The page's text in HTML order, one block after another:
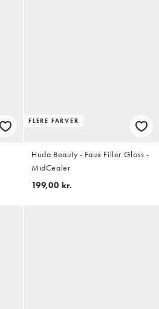
FLERE FARVER
Huda Beauty - Faux Filler Gloss -
MidCealer
199,00 kr.